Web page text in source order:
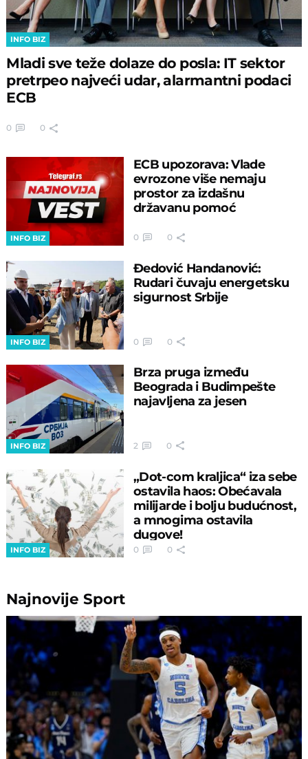
INFO BIZ
Mladi sve teže dolaze do posla: IT sektor
pretrpeo najveći udar, alarmantni podaci
ECB
0 0
INFO BIZ
ECB upozorava: Vlade
evrozone više nemaju
prostor za izdašnu
državanu pomoć
0 0
INFO BIZ
Đedović Handanović:
Rudari čuvaju energetsku
sigurnost Srbije
0 0
INFO BIZ
Brza pruga između
Beograda i Budimpešte
najavljena za jesen
2 0
INFO BIZ
„Dot-com kraljica“ iza sebe
ostavila haos: Obećavala
milijarde i bolju budućnost,
a mnogima ostavila
dugove!
0 0
NajnovijeSport